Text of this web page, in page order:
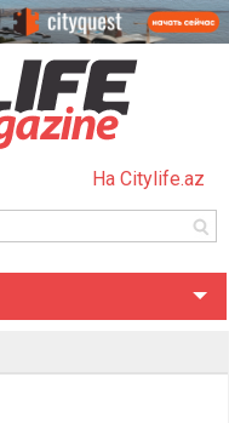
На Citylife.az